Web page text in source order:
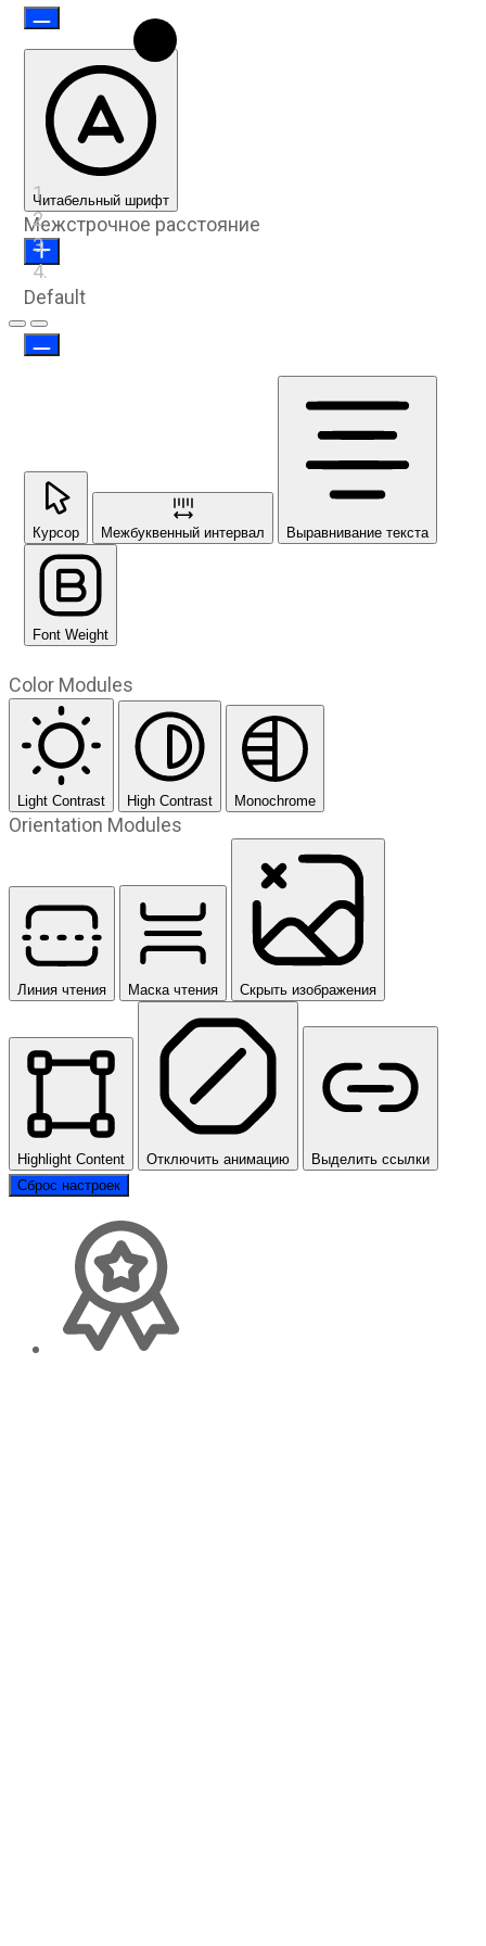
Предыдущий слайд
Следующий слайд
Читабельный шрифт
Межстрочное расстояние
Default
Курсор Межбуквенный интервал Выравнивание текста
Font Weight
Color Modules
Light Contrast High Contrast Monochrome
Orientation Modules
Линия чтения Маска чтения Скрыть изображения
Highlight Content Отключить анимацию
Выделить ссылки
Сброс настроек